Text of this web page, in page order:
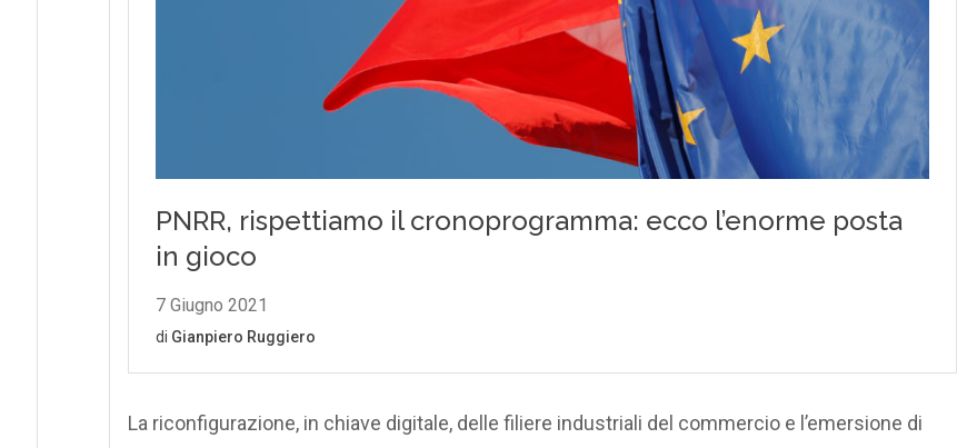
La riconfigurazione, in chiave digitale, delle filiere industriali del commercio e l’emersione di